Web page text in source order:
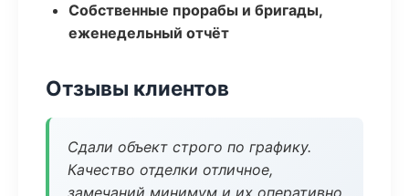
Собственные прорабы и бригады,
еженедельный отчёт
Отзывы клиентов
Сдали объект строго по графику.
Качество отделки отличное,
замечаний минимум и их оперативно